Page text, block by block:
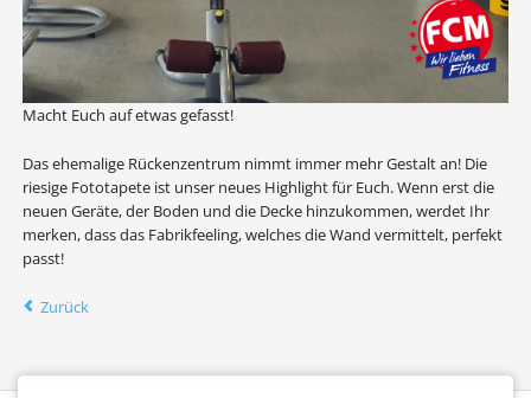
Macht Euch auf etwas gefasst!
Das ehemalige Rückenzentrum nimmt immer mehr Gestalt an! Die
riesige Fototapete ist unser neues Highlight für Euch. Wenn erst die
neuen Geräte, der Boden und die Decke hinzukommen, werdet Ihr
merken, dass das Fabrikfeeling, welches die Wand vermittelt, perfekt
passt!
Zurück